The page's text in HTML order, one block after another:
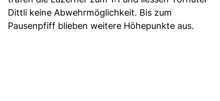
Dittli keine Abwehrmöglichkeit. Bis zum
Pausenpfiff blieben weitere Höhepunkte aus.